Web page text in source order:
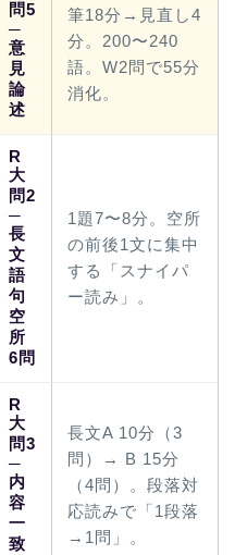
問5
─
意
見
論
述
筆18分→見直し4
分。200〜240
語。W2問で55分
消化。
R
大
問2
─
長
文
語
句
空
所
6問
1題7〜8分。空所
の前後1文に集中
する「スナイパ
ー読み」。
R
大
問3
─
内
容
一
致
長文A 10分（3
問）→ B 15分
（4問）。段落対
応読みで「1段落
→1問」。